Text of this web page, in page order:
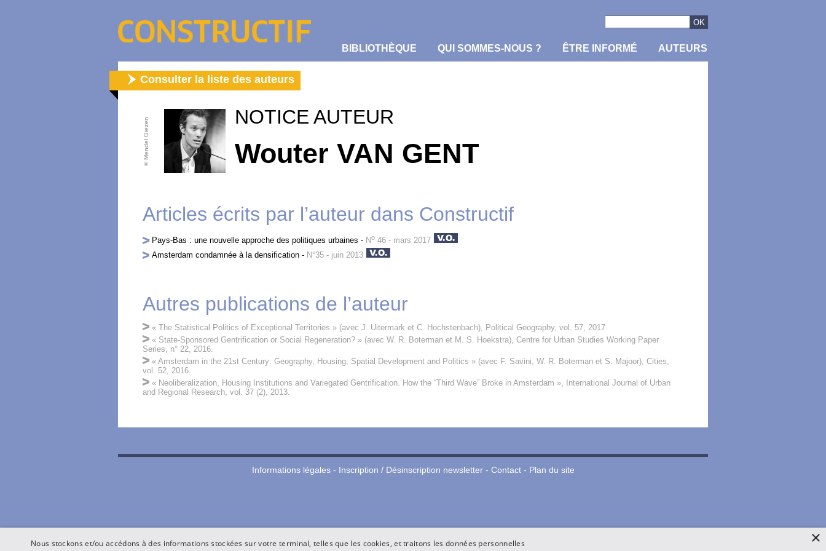
BIBLIOTHÈQUE QUI SOMMES-NOUS ? ÊTRE INFORMÉ AUTEURS
Consulter la liste des auteurs
© Mendel Giezen NOTICE AUTEUR
Wouter VAN GENT
Articles écrits par l’auteur dans Constructif
Pays-Bas : une nouvelle approche des politiques urbaines - No 46 - mars 2017
Amsterdam condamnée à la densification - N°35 - juin 2013
Autres publications de l’auteur
« The Statistical Politics of Exceptional Territories » (avec J. Uitermark et C. Hochstenbach), Political Geography, vol. 57, 2017.
« State-Sponsored Gentrification or Social Regeneration? » (avec W. R. Boterman et M. S. Hoekstra), Centre for Urban Studies Working Paper
Series, n° 22, 2016.
« Amsterdam in the 21st Century: Geography, Housing, Spatial Development and Politics » (avec F. Savini, W. R. Boterman et S. Majoor), Cities,
vol. 52, 2016.
« Neoliberalization, Housing Institutions and Variegated Gentrification. How the “Third Wave” Broke in Amsterdam », International Journal of Urban
and Regional Research, vol. 37 (2), 2013.
Informations légales- Inscription / Désinscription newsletter- Contact- Plan du site
Nous stockons et/ou accédons à des informations stockées sur votre terminal, telles que les cookies, et traitons les données personnelles ×